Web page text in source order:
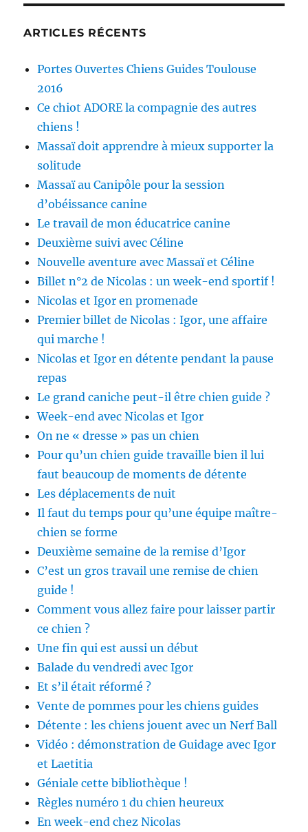
ARTICLES RÉCENTS
Portes Ouvertes Chiens Guides Toulouse
2016
Ce chiot ADORE la compagnie des autres
chiens !
Massaï doit apprendre à mieux supporter la
solitude
Massaï au Canipôle pour la session
d’obéissance canine
Le travail de mon éducatrice canine
Deuxième suivi avec Céline
Nouvelle aventure avec Massaï et Céline
Billet n°2 de Nicolas : un week-end sportif !
Nicolas et Igor en promenade
Premier billet de Nicolas : Igor, une affaire
qui marche !
Nicolas et Igor en détente pendant la pause
repas
Le grand caniche peut-il être chien guide ?
Week-end avec Nicolas et Igor
On ne « dresse » pas un chien
Pour qu’un chien guide travaille bien il lui
faut beaucoup de moments de détente
Les déplacements de nuit
Il faut du temps pour qu’une équipe maître-
chien se forme
Deuxième semaine de la remise d’Igor
C’est un gros travail une remise de chien
guide !
Comment vous allez faire pour laisser partir
ce chien ?
Une fin qui est aussi un début
Balade du vendredi avec Igor
Et s’il était réformé ?
Vente de pommes pour les chiens guides
Détente : les chiens jouent avec un Nerf Ball
Vidéo : démonstration de Guidage avec Igor
et Laetitia
Géniale cette bibliothèque !
Règles numéro 1 du chien heureux
En week-end chez Nicolas